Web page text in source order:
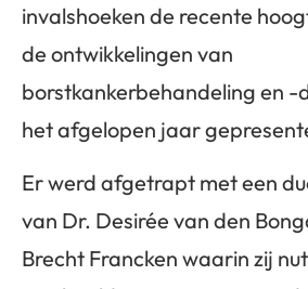
invalshoeken de recente
de ontwikkelingen van
borstkankerbehandeling en -
het afgelopen jaar
Er werd afgetrapt met een
van Dr. Desirée van den
Brecht Francken waarin zij